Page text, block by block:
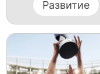
Развитие